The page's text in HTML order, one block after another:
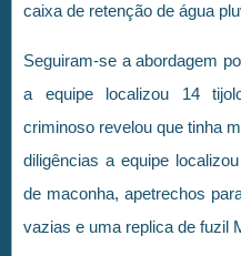
caixa de retenção de água
Seguiram-se a abordagem
a equipe localizou 14
criminoso revelou que tinha
diligências a equipe
de maconha, apetrechos
vazias e uma replica de fuzil